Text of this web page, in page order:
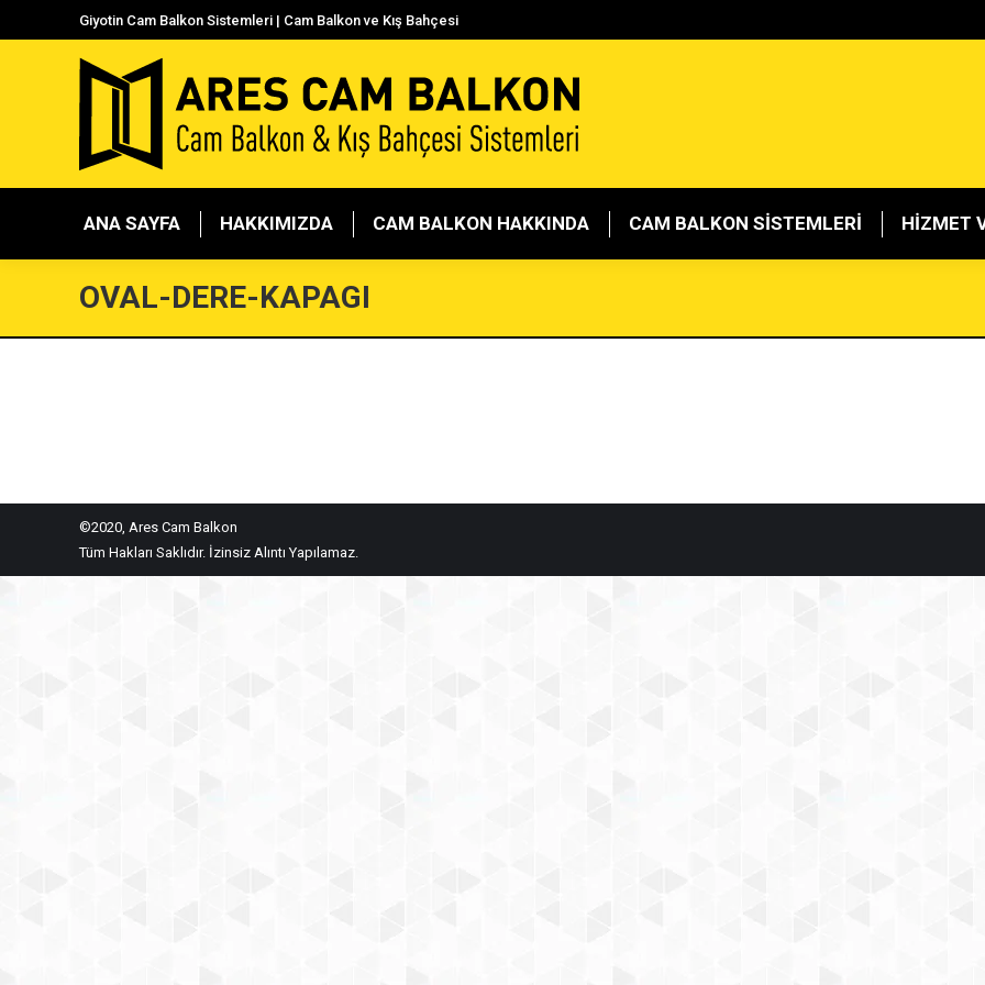
Giyotin Cam Balkon Sistemleri | Cam Balkon ve Kış Bahçesi
ANA SAYFA HAKKIMIZDA CAM BALKON HAKKINDA CAM BALKON SİSTEMLERİ HİZMET
OVAL-DERE-KAPAGI
©2020, Ares Cam Balkon
Tüm Hakları Saklıdır. İzinsiz Alıntı Yapılamaz.
ANA SAYFA HAKKIMIZDA CAM BALKON HAKKINDA CAM BALKON SİSTEMLERİ